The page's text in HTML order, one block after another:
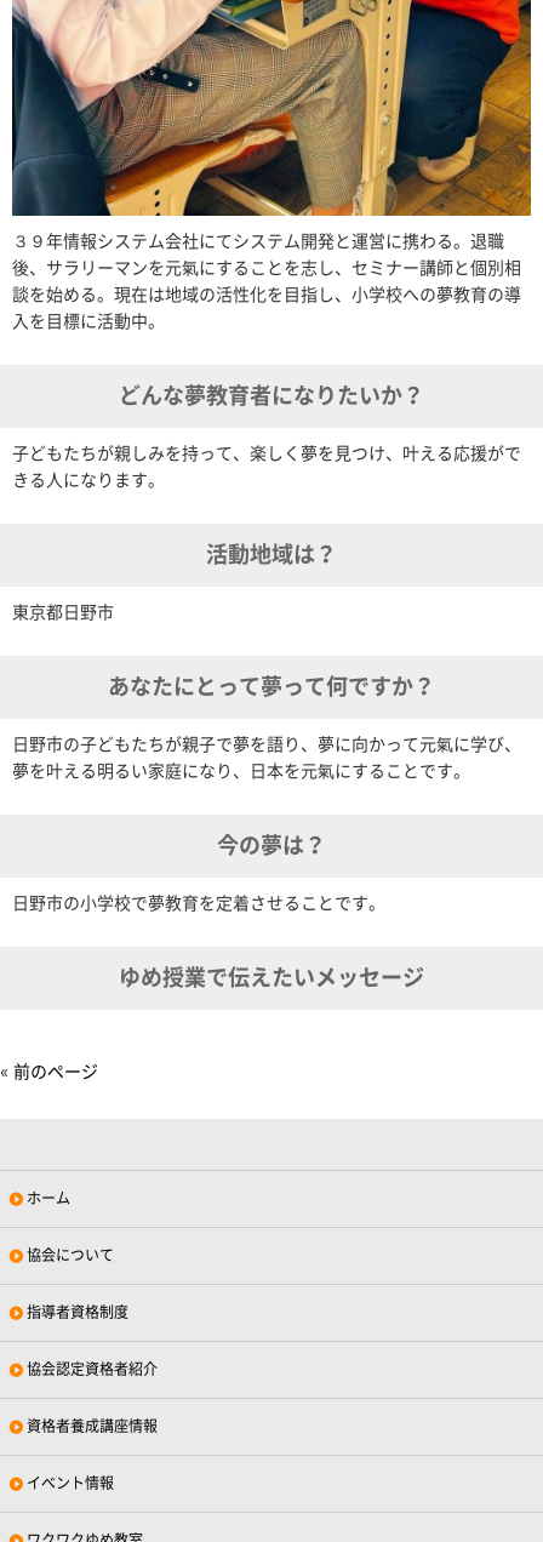
３９年情報システム会社にてシステム開発と運営に携わる。退職
後、サラリーマンを元氣にすることを志し、セミナー講師と個別相
談を始める。現在は地域の活性化を目指し、小学校への夢教育の導
入を目標に活動中。
どんな夢教育者になりたいか？
子どもたちが親しみを持って、楽しく夢を見つけ、叶える応援がで
きる人になります。
活動地域は？
東京都日野市
あなたにとって夢って何ですか？
日野市の子どもたちが親子で夢を語り、夢に向かって元氣に学び、
夢を叶える明るい家庭になり、日本を元氣にすることです。
今の夢は？
日野市の小学校で夢教育を定着させることです。
ゆめ授業で伝えたいメッセージ
« 前のページ
ホーム
協会について
指導者資格制度
協会認定資格者紹介
資格者養成講座情報
イベント情報